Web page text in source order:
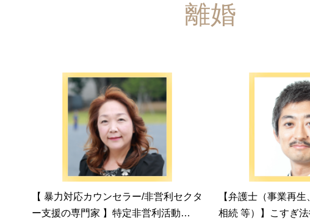
離婚
【 暴力対応カウンセラー/非営利セクタ
ー支援の専門家 】特定非営利活動…
【弁護士（事業再
相続 等）】こすぎ